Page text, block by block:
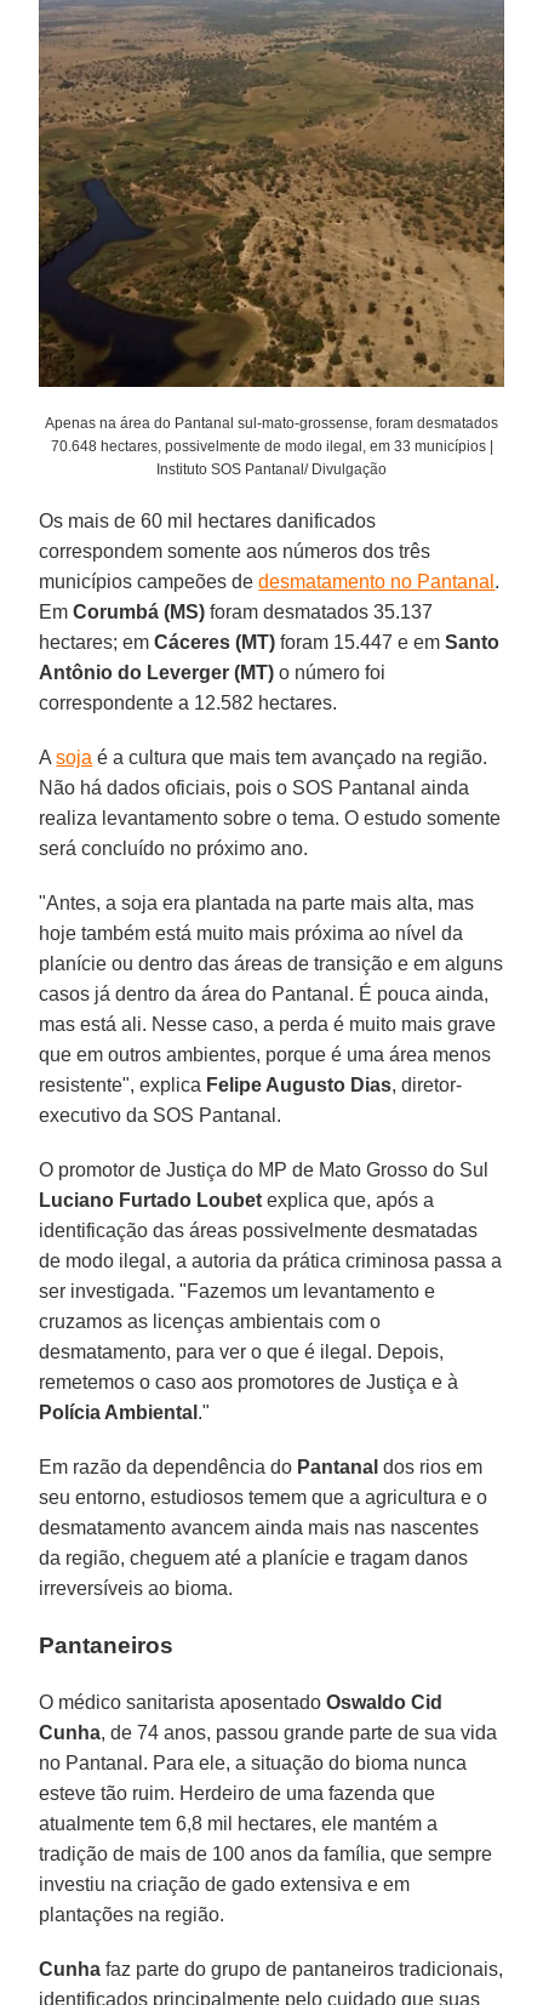
Apenas na área do Pantanal sul-mato-grossense, foram desmatados
70.648 hectares, possivelmente de modo ilegal, em 33 municípios |
Instituto SOS Pantanal/ Divulgação
Os mais de 60 mil hectares danificados
correspondem somente aos números dos três
municípios campeões dedesmatamento no Pantanal .
EmCorumbá (MS) foram desmatados 35.137
hectares; emCáceres (MT) foram 15.447 e emSanto
Antônio do Leverger (MT) o número foi
correspondente a 12.582 hectares.
Asoja é a cultura que mais tem avançado na região.
Não há dados oficiais, pois o SOS Pantanal ainda
realiza levantamento sobre o tema. O estudo somente
será concluído no próximo ano.
"Antes, a soja era plantada na parte mais alta, mas
hoje também está muito mais próxima ao nível da
planície ou dentro das áreas de transição e em alguns
casos já dentro da área do Pantanal. É pouca ainda,
mas está ali. Nesse caso, a perda é muito mais grave
que em outros ambientes, porque é uma área menos
resistente", explica Felipe Augusto Dias, diretor-
executivo da SOS Pantanal.
O promotor de Justiça do MP de Mato Grosso do Sul
Luciano Furtado Loubet explica que, após a
identificação das áreas possivelmente desmatadas
de modo ilegal, a autoria da prática criminosa passa a
ser investigada. "Fazemos um levantamento e
cruzamos as licenças ambientais com o
desmatamento, para ver o que é ilegal. Depois,
remetemos o caso aos promotores de Justiça e à
Polícia Ambiental ."
Em razão da dependência do Pantanal dos rios em
seu entorno, estudiosos temem que a agricultura e o
desmatamento avancem ainda mais nas nascentes
da região, cheguem até a planície e tragam danos
irreversíveis ao bioma.
Pantaneiros
O médico sanitarista aposentadoOswaldo Cid
Cunha, de 74 anos, passou grande parte de sua vida
no Pantanal. Para ele, a situação do bioma nunca
esteve tão ruim. Herdeiro de uma fazenda que
atualmente tem 6,8 mil hectares, ele mantém a
tradição de mais de 100 anos da família, que sempre
investiu na criação de gado extensiva e em
plantações na região.
Cunha faz parte do grupo de pantaneiros tradicionais,
identificados principalmente pelo cuidado que suas